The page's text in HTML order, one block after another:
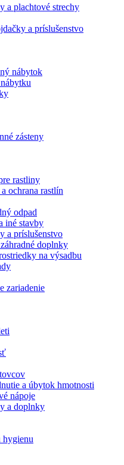
a plachtové strechy
a príslušenstvo
nábytok
zásteny
rastliny
ochrana rastlín
odpad
iné stavby
a príslušenstvo
doplnky
na výsadbu
zariadenie
a úbytok hmotnosti
nápoje
a doplnky